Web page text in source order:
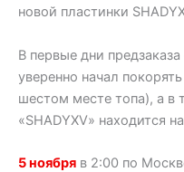
новой пластинки
В первые дни
уверенно начал
шестом месте топа), а в
«SHADYXV» находится
5 ноября в 2:00 по